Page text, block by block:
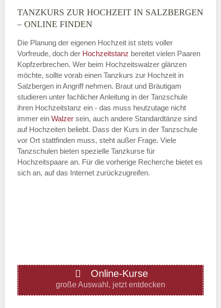
Montag
—
ÖFFNUNGSZEITEN HINZUFÜGEN
Dienstag
—
ÖFFNUNGSZEITEN HINZUFÜGEN
Donnerstag
TANZKURS ZUR HOCHZEIT IN SALZBERGEN
– ONLINE FINDEN
Die Planung der eigenen Hochzeit ist stets voller
Vorfreude, doch der Hochzeitstanz bereitet vielen Paaren
Kopfzerbrechen. Wer beim Hochzeitswalzer glänzen
möchte, sollte vorab einen Tanzkurs zur Hochzeit in
Salzbergen in Angriff nehmen. Braut und Bräutigam
studieren unter fachlicher Anleitung in der Tanzschule
ihren Hochzeitstanz ein - das muss heutzutage nicht
immer ein Walzer sein, auch andere Standardtänze sind
auf Hochzeiten beliebt. Dass der Kurs in der Tanzschule
vor Ort stattfinden muss, steht außer Frage. Viele
Tanzschulen bieten spezielle Tanzkurse für
Hochzeitspaare an. Für die vorherige Recherche bietet es
sich an, auf das Internet zurückzugreifen.
Online-Kurse
große Auswahl, jetzt entdecken